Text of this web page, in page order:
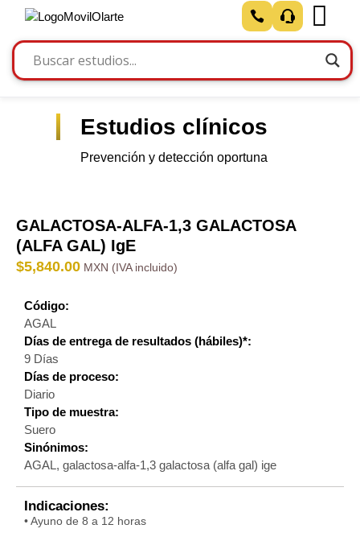
Estudios clínicos
Prevención y detección oportuna
GALACTOSA-ALFA-1,3 GALACTOSA
(ALFA GAL) IgE
$5,840.00
Código:
AGAL
Días de entrega de resultados (hábiles)*:
9 Días
Días de proceso:
Diario
Tipo de muestra:
Suero
Sinónimos:
AGAL, galactosa-alfa-1,3 galactosa (alfa gal) ige
Indicaciones:
• Ayuno de 8 a 12 horas